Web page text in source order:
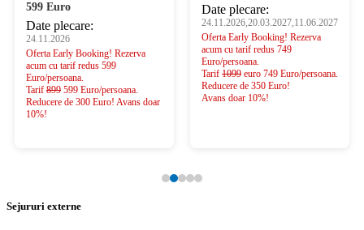
599 Euro
Date plecare:
24.11.2026
Oferta Early Booking! Rezerva
acum cu tarif redus 599
Euro/persoana.
Tarif 899 599 Euro/persoana.
Reducere de 300 Euro! Avans doar
10%!
Date plecare:
24.11.2026,20.03.2027,11.06.2027
Oferta Early Booking! Rezerva
acum cu tarif redus 749
Euro/persoana.
Tarif 1099 euro 749 Euro/persoana.
Reducere de 350 Euro!
Avans doar 10%!
Sejururi externe